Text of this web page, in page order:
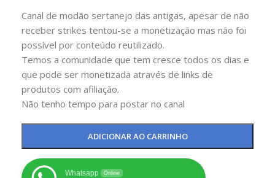
Canal de modão sertanejo das antigas, apesar de não
receber strikes tentou-se a monetização mas não foi
possível por conteúdo reutilizado.
Temos a comunidade que tem cresce todos os dias e
que pode ser monetizada através de links de
produtos com afiliação.
Não tenho tempo para postar no canal
ADICIONAR AO CARRINHO
Whatsapp Online